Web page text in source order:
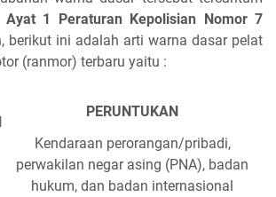
Ayat 1 Peraturan Kepolisian Nomor 7
berikut ini adalah arti warna dasar pelat
(ranmor) terbaru yaitu :
PERUNTUKAN
Kendaraan perorangan/pribadi,
perwakilan negar asing (PNA), badan
hukum, dan badan internasional